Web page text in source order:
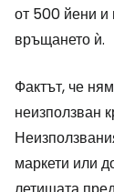
от 500 йени и
връщането ѝ.
Фактът, че
неизползван
маркети или